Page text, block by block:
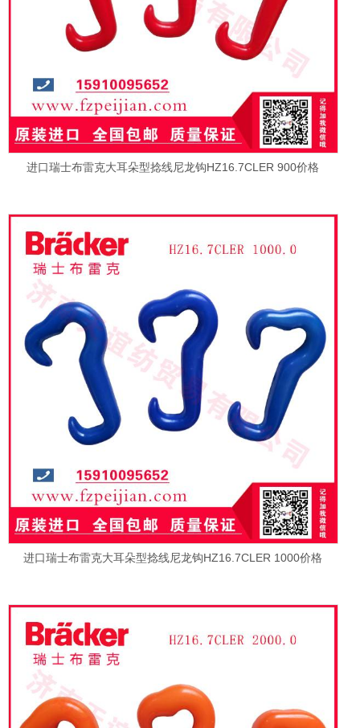
进口瑞士布雷克大耳朵型捻线尼龙钩HZ16.7CLER 900价格
进口瑞士布雷克大耳朵型捻线尼龙钩HZ16.7CLER 1000价格